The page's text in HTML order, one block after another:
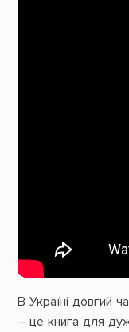
В Україні довгий
– це книга для